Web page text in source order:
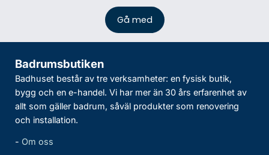
Badrumsbutiken
Badhuset består av tre verksamheter: en fysisk butik,
bygg och en e-handel. Vi har mer än 30 års erfarenhet av
allt som gäller badrum, såväl produkter som renovering
och installation.
- Om oss